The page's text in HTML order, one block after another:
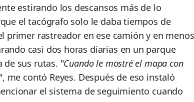
estirando los descansos más de lo
el tacógrafo solo le daba tiempos de
primer rastreador en ese camión y en menos
casi dos horas diarias en un parque
de sus rutas. "Cuando le mostré el mapa con
me contó Reyes. Después de eso instaló
el sistema de seguimiento cuando